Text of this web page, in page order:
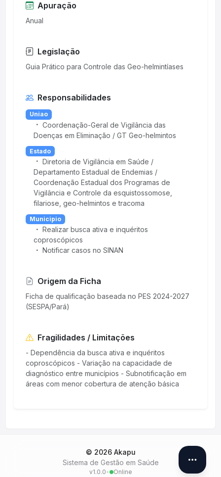
Apuração
Anual
Legislação
Responsabilidades
Uniao
Coordenação-Geral de Vigilância das
Doenças em Eliminação / GT Geo-helmintos
Estado
Diretoria de Vigilância em Saúde /
Departamento Estadual de Endemias /
Coordenação Estadual dos Programas de
Vigilância e Controle da esquistossomose,
filariose, geo-helmintos e tracoma
Municipio
Realizar busca ativa e inquéritos
coproscópicos
Notificar casos no SINAN
Origem da Ficha
Ficha de qualificação baseada no PES 2024-2027
(SESPA/Pará)
Fragilidades / Limitações
- Dependência da busca ativa e inquéritos
coproscópicos - Variação na capacidade de
diagnóstico entre municípios - Subnotificação em
áreas com menor cobertura de atenção básica
© 2026 Akapu
Sistema de Gestão em Saúde
v1.0.0• Online